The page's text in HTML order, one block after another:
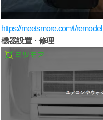
https://meetsmore.com/t/remodel
機器設置・修理